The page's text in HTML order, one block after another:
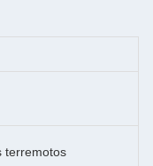
terremotos